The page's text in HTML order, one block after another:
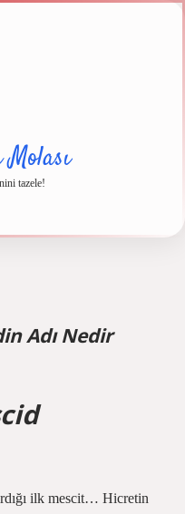
tazele!
Adı Nedir
ilk mescit… Hicretin